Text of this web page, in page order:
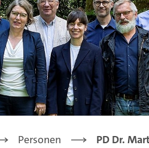
Personen PD Dr.